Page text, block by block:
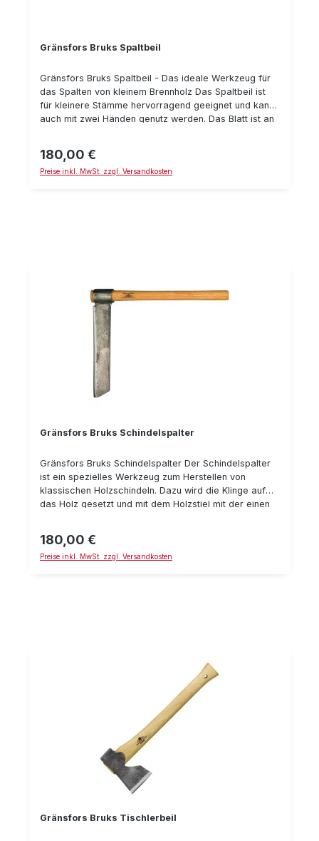
Gränsfors Bruks Spaltbeil
Gränsfors Bruks Spaltbeil - Das ideale Werkzeug für
das Spalten von kleinem Brennholz Das Spaltbeil ist
für kleinere Stämme hervorragend geeignet und kann
auch mit zwei Händen genutz werden. Das Blatt ist an
weiches Eindringen in den Holzscheit, sodass ein
effektives Arbeiten möglich ist. Des Weiteren verfügt
Regulärer Preis:
180,00 €
Preise inkl. MwSt. zzgl. Versandkosten
Gränsfors Bruks Schindelspalter
Gränsfors Bruks Schindelspalter Der Schindelspalter
ist ein spezielles Werkzeug zum Herstellen von
klassischen Holzschindeln. Dazu wird die Klinge auf
das Holz gesetzt und mit dem Holzstiel mit der einen
die traditionellen Holzschindeln zum Verkleiden und
dem Dachdecken von Hütten, Jagdhütten, etc.
Regulärer Preis:
180,00 €
Preise inkl. MwSt. zzgl. Versandkosten
Gränsfors Bruks Tischlerbeil